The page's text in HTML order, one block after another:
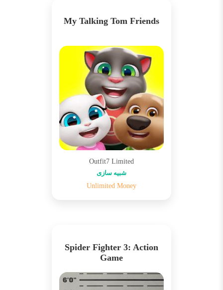
My Talking Tom Friends
Outfit7 Limited
شبیه سازی
Unlimited Money
Spider Fighter 3: Action
Game